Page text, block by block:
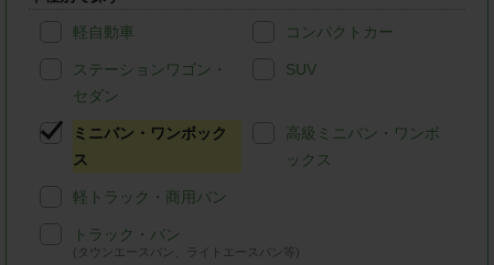
軽自動車 コンパクトカー
ステーションワゴン・
セダン
SUV
ミニバン・ワンボック
ス
高級ミニバン・ワンボ
ックス
軽トラック・商用バン
トラック・バン
(タウンエースバン、ライトエースバン等)